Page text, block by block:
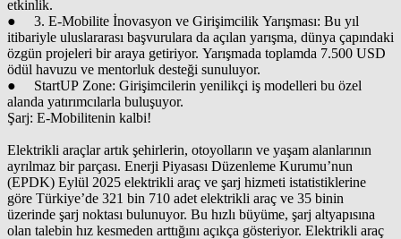
etkinlik.
● 3. E-Mobilite İnovasyon ve Girişimcilik Yarışması: Bu yıl
itibariyle uluslararası başvurulara da açılan yarışma, dünya çapındaki
özgün projeleri bir araya getiriyor. Yarışmada toplamda 7.500 USD
ödül havuzu ve mentorluk desteği sunuluyor.
● StartUP Zone: Girişimcilerin yenilikçi iş modelleri bu özel
alanda yatırımcılarla buluşuyor.
Şarj: E-Mobilitenin kalbi!
Elektrikli araçlar artık şehirlerin, otoyolların ve yaşam alanlarının
ayrılmaz bir parçası. Enerji Piyasası Düzenleme Kurumu’nun
(EPDK) Eylül 2025 elektrikli araç ve şarj hizmeti istatistiklerine
göre Türkiye’de 321 bin 710 adet elektrikli araç ve 35 binin
üzerinde şarj noktası bulunuyor. Bu hızlı büyüme, şarj altyapısına
olan talebin hız kesmeden arttığını açıkça gösteriyor. Elektrikli araç